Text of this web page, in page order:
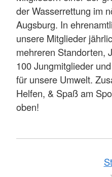
der Wasserrettung im
Augsburg. In
unsere Mitglieder
mehreren Standorten,
100 Jungmitglieder
für unsere Umwelt.
Helfen, & Spaß am
oben!